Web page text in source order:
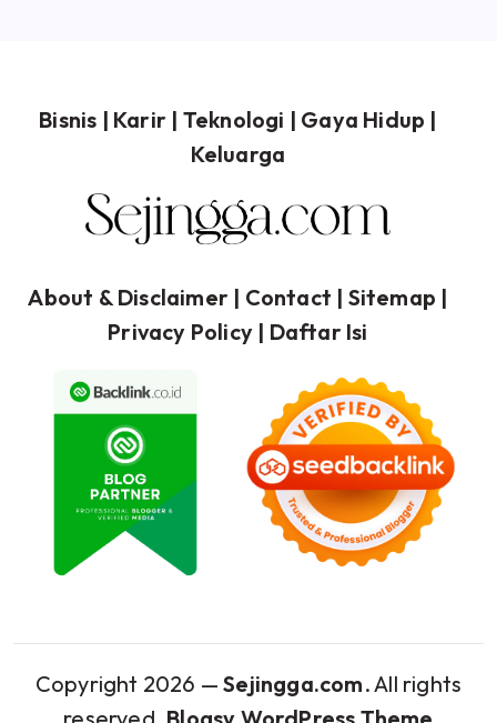
Bisnis | Karir | Teknologi | Gaya Hidup |
Keluarga
About & Disclaimer | Contact | Sitemap |
Privacy Policy | Daftar Isi
Copyright 2026 —Sejingga.com. All rights